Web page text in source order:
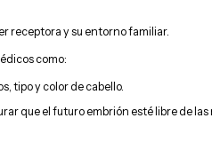
receptora y su entorno familiar.
como:
tipo y color de cabello.
que el futuro embrión esté libre de